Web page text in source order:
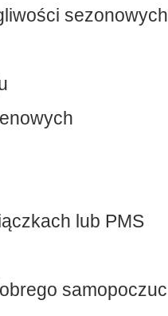
sezonowych
lub PMS